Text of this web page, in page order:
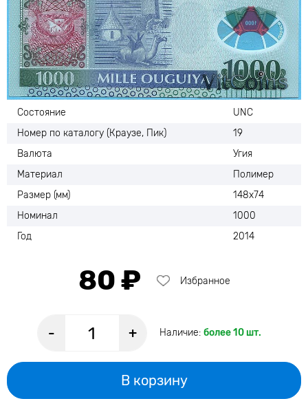
Состояние
UNC
Номер по каталогу (Краузе, Пик)
19
Валюта
Угия
Материал
Полимер
Размер (мм)
148х74
Номинал
1000
Год
2014
80 ₽ Избранное
- + Наличие: более 10 шт.
В корзину